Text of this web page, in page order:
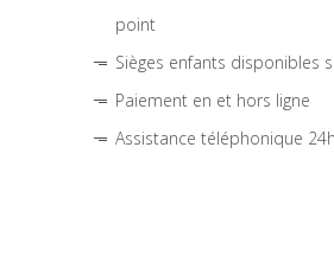
point
Sièges enfants disponibles
Paiement en et hors ligne
Assistance téléphonique